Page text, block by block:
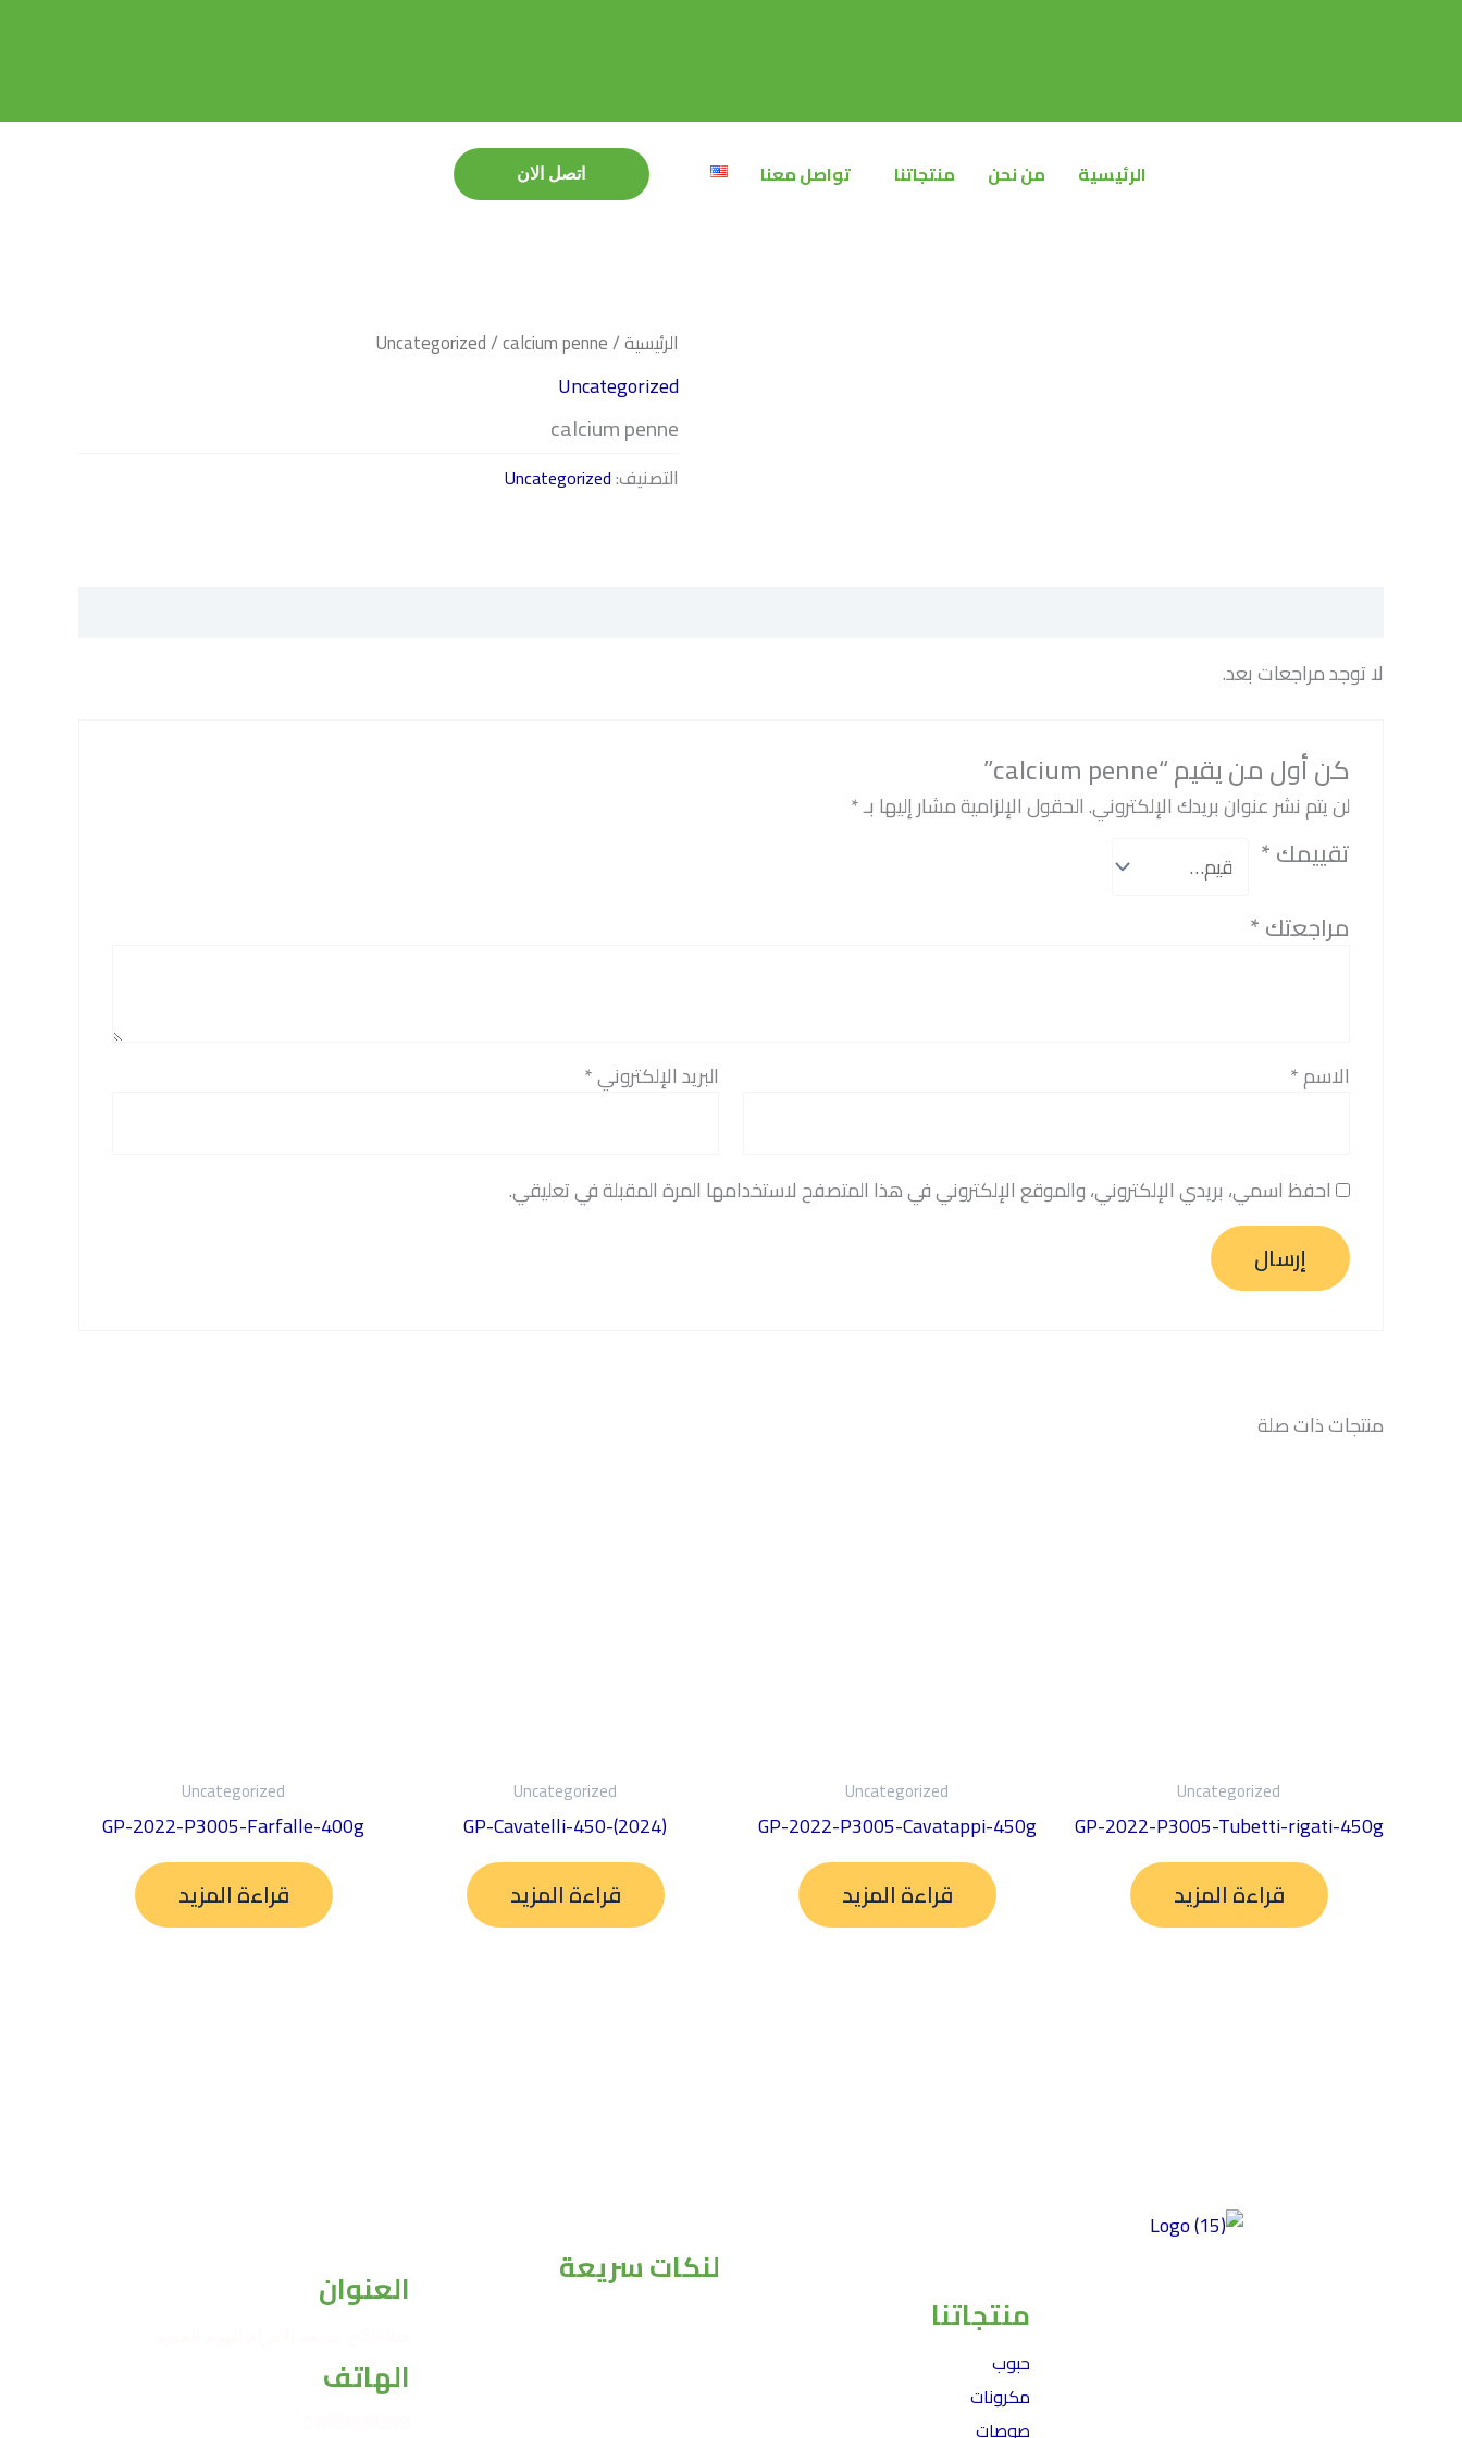
اتصل الان
اتصل الان الرئيسية من نحن منتجاتنا تواصل معنا
الرئيسية/
Uncategorized/ calcium penne
Uncategorized
calcium penne
التصنيف:Uncategorized
لا توجد مراجعات بعد.
كن أول من يقيم “calcium penne”
لن يتم نشر عنوان بريدك الإلكتروني.الحقول الإلزامية مشار إليها بـ*
تقييمك*
مراجعتك*
الاسم* البريد الإلكتروني*
احفظ اسمي، بريدي الإلكتروني، والموقع الإلكتروني في هذا المتصفح لاستخدامها المرة المقبلة في تعليقي.
منتجات ذات صلة
Uncategorized
GP-2022-P3005-Tubetti-rigati-450g
قراءة المزيد
Uncategorized
GP-2022-P3005-Cavatappi-450g
قراءة المزيد
Uncategorized
GP-Cavatelli-450-(2024)
قراءة المزيد
Uncategorized
GP-2022-P3005-Farfalle-400g
قراءة المزيد
منتجاتنا
حبوب
مكرونات
صوصات
لنكات سريعة العنوان
الهاتف